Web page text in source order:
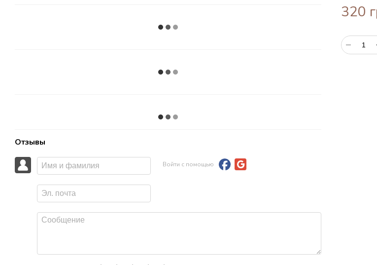
Отзывы
Войти с помощью
320